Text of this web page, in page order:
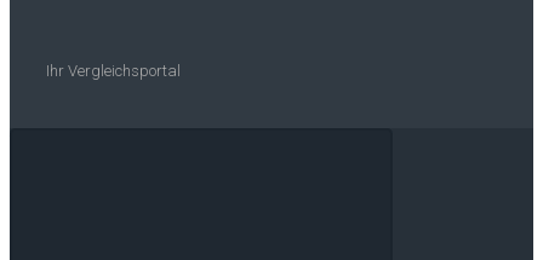
Ihr Vergleichsportal